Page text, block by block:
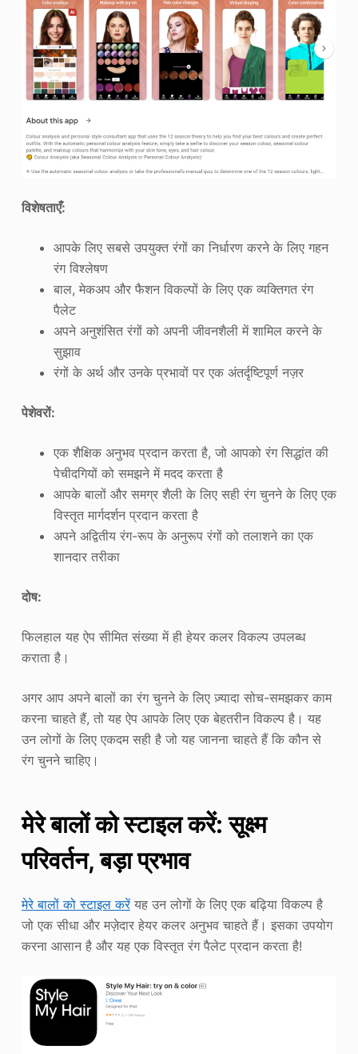
विशेषताएँ:
आपके लिए सबसे उपयुक्त रंगों का निर्धारण करने के लिए गहन
रंग विश्लेषण
बाल, मेकअप और फैशन विकल्पों के लिए एक व्यक्तिगत रंग
पैलेट
अपने अनुशंसित रंगों को अपनी जीवनशैली में शामिल करने के
सुझाव
रंगों के अर्थ और उनके प्रभावों पर एक अंतर्दृष्टिपूर्ण नज़र
पेशेवरों:
एक शैक्षिक अनुभव प्रदान करता है, जो आपको रंग सिद्धांत की
पेचीदगियों को समझने में मदद करता है
आपके बालों और समग्र शैली के लिए सही रंग चुनने के लिए एक
विस्तृत मार्गदर्शन प्रदान करता है
अपने अद्वितीय रंग-रूप के अनुरूप रंगों को तलाशने का एक
शानदार तरीका
दोष:
फिलहाल यह ऐप सीमित संख्या में ही हेयर कलर विकल्प उपलब्ध
कराता है।
अगर आप अपने बालों का रंग चुनने के लिए ज़्यादा सोच-समझकर काम
करना चाहते हैं, तो यह ऐप आपके लिए एक बेहतरीन विकल्प है। यह
उन लोगों के लिए एकदम सही है जो यह जानना चाहते हैं कि कौन से
रंग चुनने चाहिए।
मेरे बालों को स्टाइल करें: सूक्ष्म
परिवर्तन, बड़ा प्रभाव
मेरे बालों को स्टाइल करेंयह उन लोगों के लिए एक बढ़िया विकल्प है
जो एक सीधा और मज़ेदार हेयर कलर अनुभव चाहते हैं। इसका उपयोग
करना आसान है और यह एक विस्तृत रंग पैलेट प्रदान करता है!